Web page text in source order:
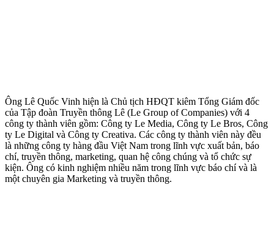
Ông Lê Quốc Vinh hiện là Chủ tịch HĐQT kiêm Tổng Giám đốc
của Tập đoàn Truyền thông Lê (Le Group of Companies) với 4
công ty thành viên gồm: Công ty Le Media, Công ty Le Bros, Công
ty Le Digital và Công ty Creativa. Các công ty thành viên này đều
là những công ty hàng đầu Việt Nam trong lĩnh vực xuất bản, báo
chí, truyền thông, marketing, quan hệ công chúng và tổ chức sự
kiện. Ông có kinh nghiệm nhiều năm trong lĩnh vực báo chí và là
một chuyên gia Marketing và truyền thông.